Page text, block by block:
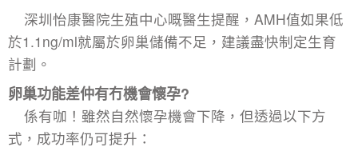
深圳怡康醫院生殖中心嘅醫生提醒，AMH值如果低
於1.1ng/ml就屬於卵巢儲備不足，建議盡快制定生育
計劃。
卵巢功能差仲有冇機會懷孕?
係有咖！雖然自然懷孕機會下降，但透過以下方
式，成功率仍可提升：